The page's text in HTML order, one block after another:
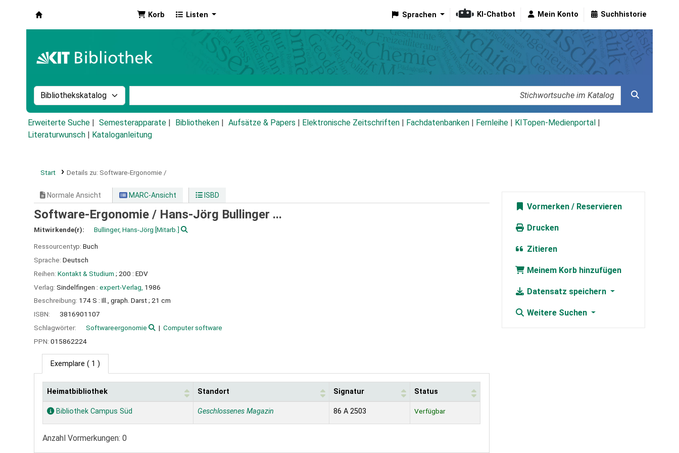
Korb Listen Sprachen KI-Chatbot Mein Konto Suchhistorie
Suche im Katalog nach:
Erweiterte Suche Semesterapparate Bibliotheken Aufsätze & Papers Elektronische Zeitschriften Fachdatenbanken Fernleihe KITopen-Medienportal
Literaturwunsch
Kataloganleitung
Start Details zu: Software-Ergonomie /
Normale Ansicht MARC-Ansicht ISBD
Software-Ergonomie / Hans-Jörg Bullinger ...
Mitwirkende(r): Bullinger, Hans-Jörg [Mitarb.]
Ressourcentyp: Buch
Sprache: Deutsch
Reihen: Kontakt & Studium ; 200 : EDV
Verlag: Sindelfingen : expert-Verlag, 1986
Beschreibung: 174 S : Ill., graph. Darst ; 21 cm
ISBN:
3816901107
Schlagwörter:
Softwareergonomie
Computer software
PPN: 015862224
Exemplare ( 1 )
Exemplare
Heimatbibliothek Standort Signatur Status
Bibliothek Campus Süd Geschlossenes Magazin 86 A 2503 Verfügbar
Anzahl Vormerkungen: 0
Vormerken
Drucken
Zitieren
Meinem Korb hinzufügen
Datensatz speichern
Weitere Suchen